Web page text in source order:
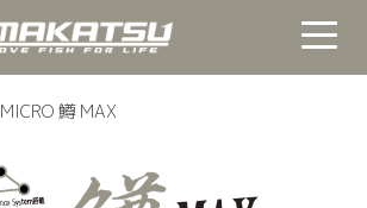
MICRO 鱒 MAX